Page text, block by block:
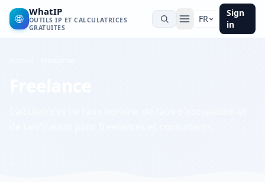
🌐
WhatIP
OUTILS IP ET CALCULATRICES
GRATUITES
FR
Sign
in